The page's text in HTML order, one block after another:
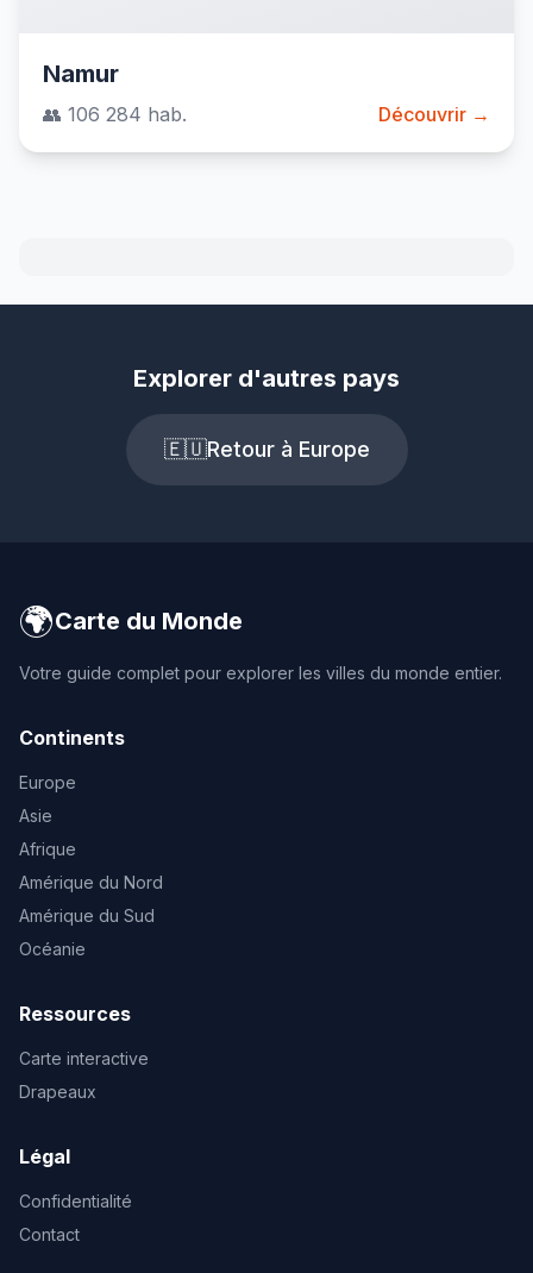
Namur
👥 106 284 hab. Découvrir →
Explorer d'autres pays
🇪🇺Retour à Europe
🌍Carte du Monde
Votre guide complet pour explorer les villes du monde entier.
Continents
Europe
Asie
Afrique
Amérique du Nord
Amérique du Sud
Océanie
Ressources
Carte interactive
Drapeaux
Légal
Confidentialité
Contact